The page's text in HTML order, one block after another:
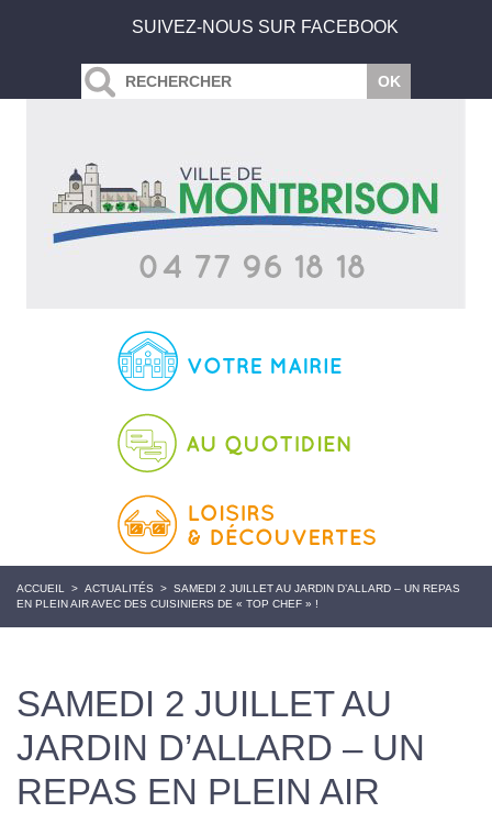
SUIVEZ-NOUS SUR FACEBOOK
ACCUEIL > ACTUALITÉS > SAMEDI 2 JUILLET AU JARDIN D’ALLARD – UN REPAS
EN PLEIN AIR AVEC DES CUISINIERS DE « TOP CHEF » !
SAMEDI 2 JUILLET AU
JARDIN D’ALLARD – UN
REPAS EN PLEIN AIR